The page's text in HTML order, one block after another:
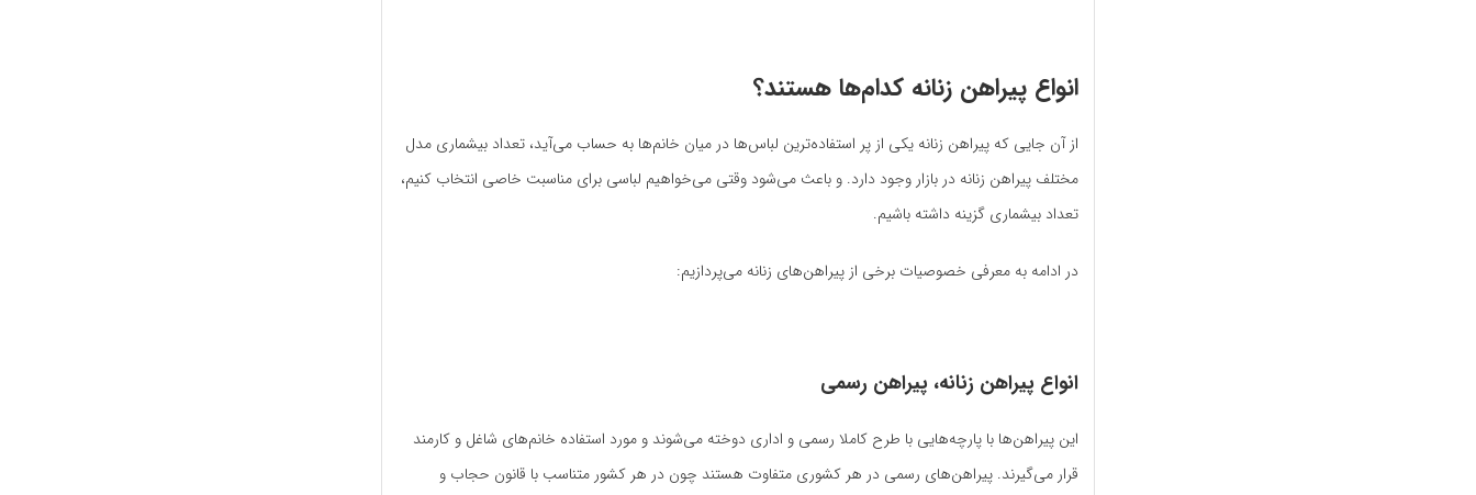
انواع پیراهن زنانه کدام‌ها هستند؟
از آن جایی که پیراهن زنانه یکی از پر استفاده‌ترین لباس‌ها در میان خانم‌ها به حساب می‌آید، تعداد بیشماری مدل
مختلف پیراهن زنانه در بازار وجود دارد. و باعث می‌شود وقتی می‌خواهیم لباسی برای مناسبت خاصی انتخاب کنیم،
تعداد بیشماری گزینه داشته باشیم.
در ادامه به معرفی خصوصیات برخی از پیراهن‌های زنانه می‌پردازیم:
انواع پیراهن زنانه، پیراهن رسمی
این پیراهن‌ها با پارچه‌هایی با طرح کاملا رسمی و اداری دوخته می‌شوند و مورد استفاده خانم‌های شاغل و کارمند
قرار می‌گیرند. پیراهن‌های رسمی در هر کشوری متفاوت هستند چون در هر کشور متناسب با قانون حجاب و